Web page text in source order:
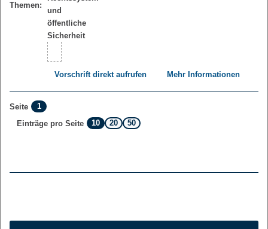
Themen:
Vorschrift direkt aufrufen Mehr Informationen
Seite
1
Einträge pro Seite
10 20 50